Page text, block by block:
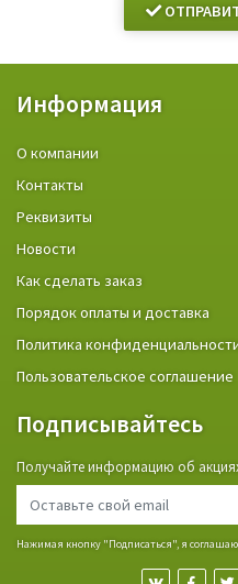
Информация
О компании
Контакты
Реквизиты
Новости
Как сделать заказ
Порядок оплаты и доставка
Политика
Пользовательское соглашение
Подписывайтесь
Получайте информацию об
Нажимая кнопку "Подписаться", я